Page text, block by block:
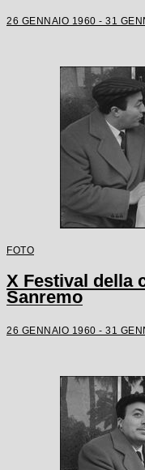
26 GENNAIO 1960 - 31
FOTO
X Festival della
Sanremo
26 GENNAIO 1960 - 31